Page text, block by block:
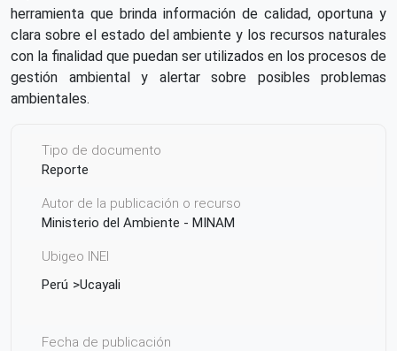
herramienta que brinda información de calidad, oportuna y
clara sobre el estado del ambiente y los recursos naturales
con la finalidad que puedan ser utilizados en los procesos de
gestión ambiental y alertar sobre posibles problemas
ambientales.
Tipo de documento
Reporte
Autor de la publicación o recurso
Ministerio del Ambiente - MINAM
Ubigeo INEI
Perú
Ucayali
Fecha de publicación